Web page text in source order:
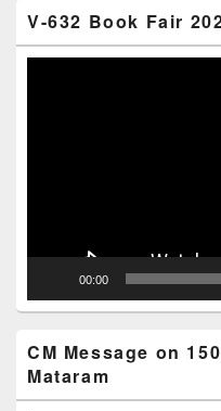
V-632 Book Fair
00:00
CM Message on
Mataram